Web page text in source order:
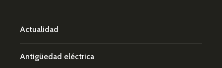
Actualidad
Antigüedad eléctrica